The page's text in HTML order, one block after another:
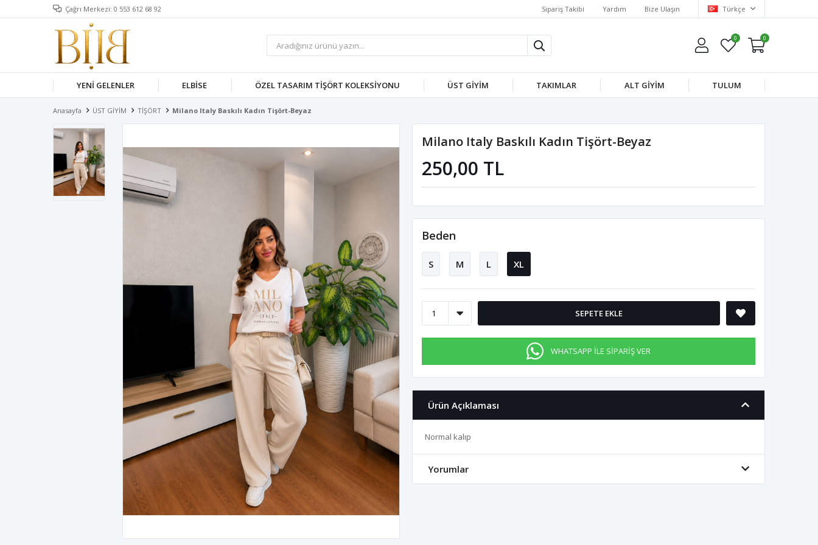
Çağrı Merkezi: 0 553 612 68 92 Sipariş Takibi Yardım Bize Ulaşın Türkçe
0 0
YENİ GELENLER ELBISE ÖZEL TASARIM TİŞÖRT KOLEKSİYONU ÜST GIYIM TAKIMLAR ALT GIYIM TULUM
Anasayfa ÜST GİYİM TİŞÖRT Milano Italy Baskılı Kadın Tişört-Beyaz
Milano Italy Baskılı Kadın Tişört-Beyaz
250,00 TL
Beden
S M L XL
SEPETE EKLE
WHATSAPP İLE SİPARİŞ VER
Ürün Açıklaması
Normal kalıp
Yorumlar